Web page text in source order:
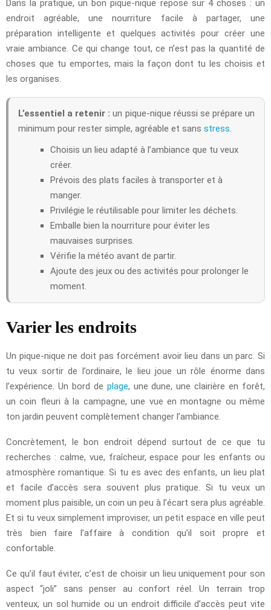
Dans la pratique, un bon pique-nique repose sur 4 choses : un
endroit agréable, une nourriture facile à partager, une
préparation intelligente et quelques activités pour créer une
vraie ambiance. Ce qui change tout, ce n’est pas la quantité de
choses que tu emportes, mais la façon dont tu les choisis et
les organises.
L’essentiel a retenir : un pique-nique réussi se prépare un
minimum pour rester simple, agréable et sans stress
Choisis un lieu adapté à l’ambiance que tu veux
créer.
Prévois des plats faciles à transporter et à
manger.
Privilégie le réutilisable pour limiter les déchets.
Emballe bien la nourriture pour éviter les
mauvaises surprises.
Vérifie la météo avant de partir.
Ajoute des jeux ou des activités pour prolonger le
moment.
Varier les endroits
Un pique-nique ne doit pas forcément avoir lieu dans un parc. Si
tu veux sortir de l’ordinaire, le lieu joue un rôle énorme dans
l’expérience. Un bord de plage, une dune, une clairière en forêt,
un coin fleuri à la campagne, une vue en montagne ou même
ton jardin peuvent complètement changer l’ambiance.
Concrètement, le bon endroit dépend surtout de ce que tu
recherches : calme, vue, fraîcheur, espace pour les enfants ou
atmosphère romantique. Si tu es avec des enfants, un lieu plat
et facile d’accès sera souvent plus pratique. Si tu veux un
moment plus paisible, un coin un peu à l’écart sera plus agréable.
Et si tu veux simplement improviser, un petit espace en ville peut
très bien faire l’affaire à condition qu’il soit propre et
confortable.
Ce qu’il faut éviter, c’est de choisir un lieu uniquement pour son
aspect “joli” sans penser au confort réel. Un terrain trop
venteux, un sol humide ou un endroit difficile d’accès peut vite